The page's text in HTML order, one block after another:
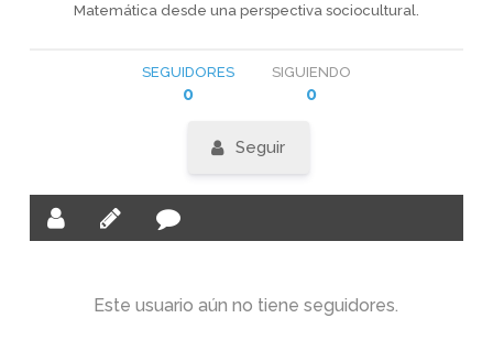
Matemática desde una perspectiva sociocultural.
SEGUIDORES
0
SIGUIENDO
0
Seguir
Este usuario aún no tiene seguidores.